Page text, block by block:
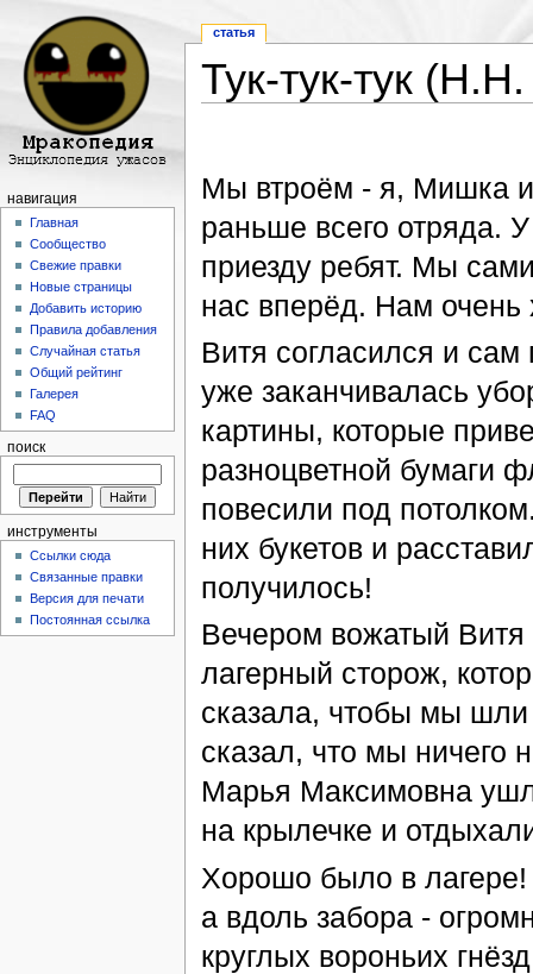
Тук-тук-тук
Мы втроём - я, Мишка и
раньше всего отряда.
приезду ребят. Мы
нас вперёд. Нам очень
Витя согласился и
уже заканчивалась
картины, которые
разноцветной бумаги
повесили под
них букетов и
получилось!
Вечером вожатый
лагерный сторож,
сказала, чтобы мы
сказал, что мы ничего
Марья Максимовна
на крылечке и
Хорошо было в
а вдоль забора -
круглых вороньих
статья
навигация
Главная
Сообщество
Свежие правки
Новые страницы
Добавить историю
Правила добавления
Случайная статья
Общий рейтинг
Галерея
FAQ
поиск
инструменты
Ссылки сюда
Связанные правки
Версия для печати
Постоянная ссылка